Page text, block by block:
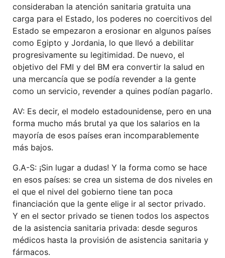
consideraban la atención sanitaria gratuita una
carga para el Estado, los poderes no coercitivos del
Estado se empezaron a erosionar en algunos países
como Egipto y Jordania, lo que llevó a debilitar
progresivamente su legitimidad. De nuevo, el
objetivo del FMI y del BM era convertir la salud en
una mercancía que se podía revender a la gente
como un servicio, revender a quines podían pagarlo.
AV: Es decir, el modelo estadounidense, pero en una
forma mucho más brutal ya que los salarios en la
mayoría de esos países eran incomparablemente
más bajos.
G.A-S: ¡Sin lugar a dudas! Y la forma como se hace
en esos países: se crea un sistema de dos niveles en
el que el nivel del gobierno tiene tan poca
financiación que la gente elige ir al sector privado.
Y en el sector privado se tienen todos los aspectos
de la asistencia sanitaria privada: desde seguros
médicos hasta la provisión de asistencia sanitaria y
fármacos.